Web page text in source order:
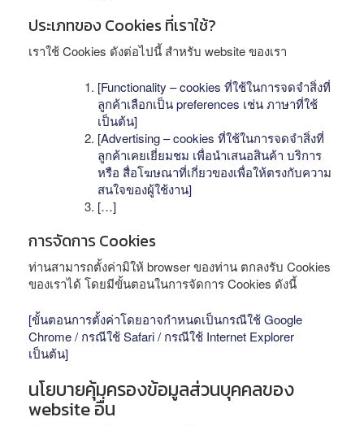
ประเภทของ Cookies ที่เราใช้?
เราใช้ Cookies ดังต่อไปนี้ สำหรับ website ของเรา
[Functionality – cookies ที่ใช้ในการจดจำสิ่งที่
ลูกค้าเลือกเป็น preferences เช่น ภาษาที่ใช้
เป็นต้น]
[Advertising – cookies ที่ใช้ในการจดจำสิ่งที่
ลูกค้าเคยเยี่ยมชม เพื่อนำเสนอสินค้า บริการ
หรือ สื่อโฆษณาที่เกี่ยวของเพื่อให้ตรงกับความ
สนใจของผู้ใช้งาน]
[…]
การจัดการ Cookies
ท่านสามารถตั้งค่ามิให้ browser ของท่าน ตกลงรับ Cookies
ของเราได้ โดยมีขั้นตอนในการจัดการ Cookies ดังนี้
[ขั้นตอนการตั้งค่าโดยอาจกำหนดเป็นกรณีใช้ Google
Chrome / กรณีใช้ Safari / กรณีใช้ Internet Explorer
เป็นต้น]
นโยบายคุ้มครองข้อมูลส่วนบุคคลของ
website อื่น